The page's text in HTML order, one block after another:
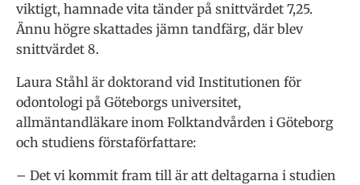
viktigt, hamnade vita tänder på snittvärdet 7,25.
Ännu högre skattades jämn tandfärg, där blev
snittvärdet 8.
Laura Ståhl är doktorand vid Institutionen för
odontologi på Göteborgs universitet,
allmäntandläkare inom Folktandvården i Göteborg
och studiens förstaförfattare:
– Det vi kommit fram till är att deltagarna i studien